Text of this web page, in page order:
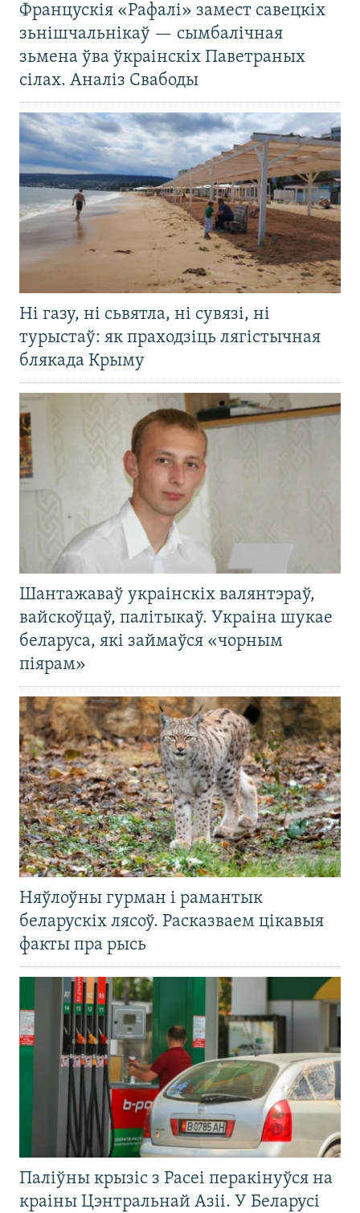
Францускія «Рафалі» замест савецкіх
зьнішчальнікаў — сымбалічная
зьмена ўва ўкраінскіх Паветраных
сілах. Аналіз Свабоды
Ні газу, ні сьвятла, ні сувязі, ні
турыстаў: як праходзіць лягістычная
блякада Крыму
Шантажаваў украінскіх валянтэраў,
вайскоўцаў, палітыкаў. Украіна шукае
беларуса, які займаўся «чорным
піярам»
Няўлоўны гурман і рамантык
беларускіх лясоў. Расказваем цікавыя
факты пра рысь
Паліўны крызіс з Расеі перакінуўся на
краіны Цэнтральнай Азіі. У Беларусі